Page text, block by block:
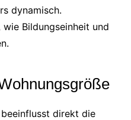
dynamisch.
Bildungseinheit und
direkt die